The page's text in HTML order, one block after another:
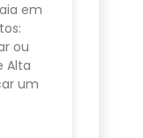
em
ou
Alta
um